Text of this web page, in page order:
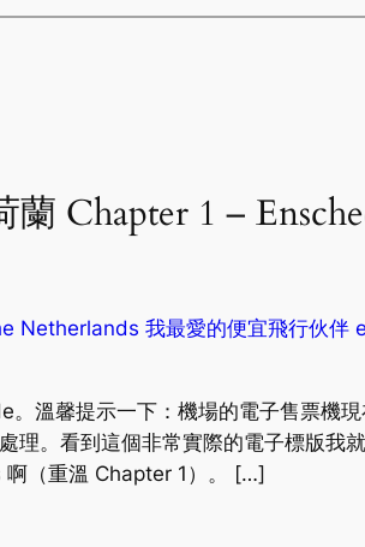
蘭 Chapter 1 –
Netherlands 我最愛的便宜飛行伙
溫馨提示一下：機場的電子售票機
理。看到這個非常實際的電子標版我
（重溫 Chapter 1）。 […]